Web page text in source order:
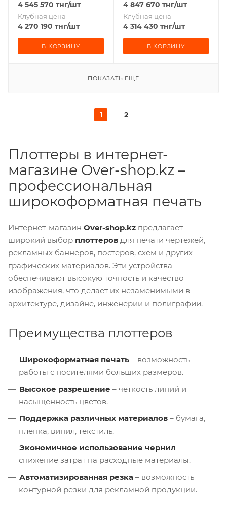
4 545 570 тнг/шт
Клубная цена
4 270 190 тнг/шт
В КОРЗИНУ
4 847 670 тнг/шт
Клубная цена
4 314 430 тнг/шт
В КОРЗИНУ
ПОКАЗАТЬ ЕЩЕ
1 2
Плоттеры в интернет-
магазине Over-shop.kz –
профессиональная
широкоформатная печать
Интернет-магазин Over-shop.kz предлагает
широкий выбор плоттеров для печати чертежей,
рекламных баннеров, постеров, схем и других
графических материалов. Эти устройства
обеспечивают высокую точность и качество
изображения, что делает их незаменимыми в
архитектуре, дизайне, инженерии и полиграфии.
Преимущества плоттеров
Широкоформатная печать – возможность
работы с носителями больших размеров.
Высокое разрешение – четкость линий и
насыщенность цветов.
Поддержка различных материалов – бумага,
пленка, винил, текстиль.
Экономичное использование чернил –
снижение затрат на расходные материалы.
Автоматизированная резка – возможность
контурной резки для рекламной продукции.